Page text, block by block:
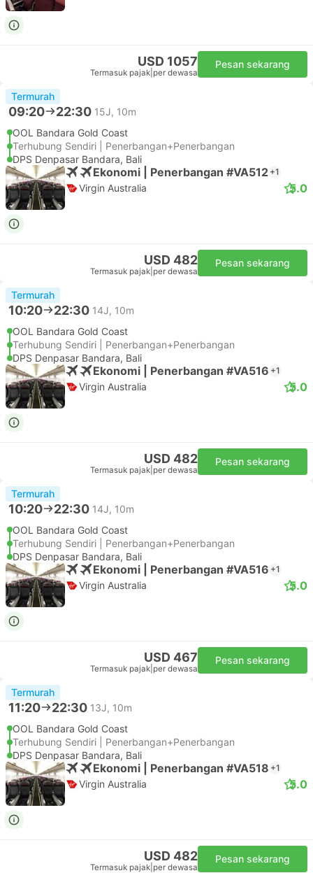
USD 1057
Termasuk pajak per dewasa
Pesan sekarang
Termurah
09:20 22:30 15J, 10m
OOL Bandara Gold Coast
Terhubung Sendiri | Penerbangan+Penerbangan
DPS Denpasar Bandara, Bali
Ekonomi | Penerbangan #VA512 +1
Virgin Australia 5.0
USD 482
Termasuk pajak per dewasa
Pesan sekarang
Termurah
10:20 22:30 14J, 10m
OOL Bandara Gold Coast
Terhubung Sendiri | Penerbangan+Penerbangan
DPS Denpasar Bandara, Bali
Ekonomi | Penerbangan #VA516 +1
Virgin Australia 5.0
USD 482
Termasuk pajak per dewasa
Pesan sekarang
Termurah
10:20 22:30 14J, 10m
OOL Bandara Gold Coast
Terhubung Sendiri | Penerbangan+Penerbangan
DPS Denpasar Bandara, Bali
Ekonomi | Penerbangan #VA516 +1
Virgin Australia 5.0
USD 467
Termasuk pajak per dewasa
Pesan sekarang
Termurah
11:20 22:30 13J, 10m
OOL Bandara Gold Coast
Terhubung Sendiri | Penerbangan+Penerbangan
DPS Denpasar Bandara, Bali
Ekonomi | Penerbangan #VA518 +1
Virgin Australia 5.0
USD 482
Termasuk pajak per dewasa
Pesan sekarang